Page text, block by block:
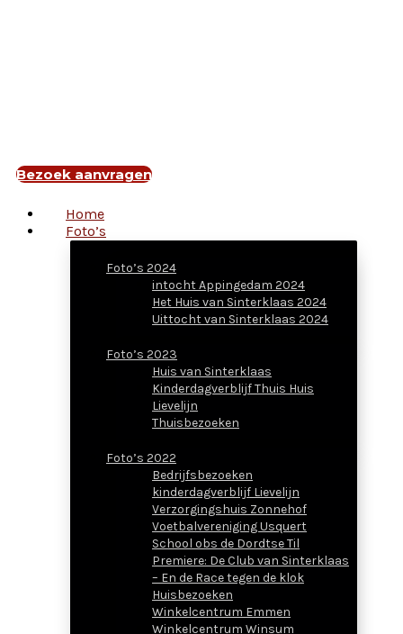
Bezoek aanvragen
Home
Foto’s
Foto’s 2024
intocht Appingedam 2024
Het Huis van Sinterklaas 2024
Uittocht van Sinterklaas 2024
Foto’s 2023
Huis van Sinterklaas
Kinderdagverblijf Thuis Huis
Lievelijn
Thuisbezoeken
Foto’s 2022
Bedrijfsbezoeken
kinderdagverblijf Lievelijn
Verzorgingshuis Zonnehof
Voetbalvereniging Usquert
School obs de Dordtse Til
Premiere: De Club van Sinterklaas
– En de Race tegen de klok
Huisbezoeken
Winkelcentrum Emmen
Winkelcentrum Winsum